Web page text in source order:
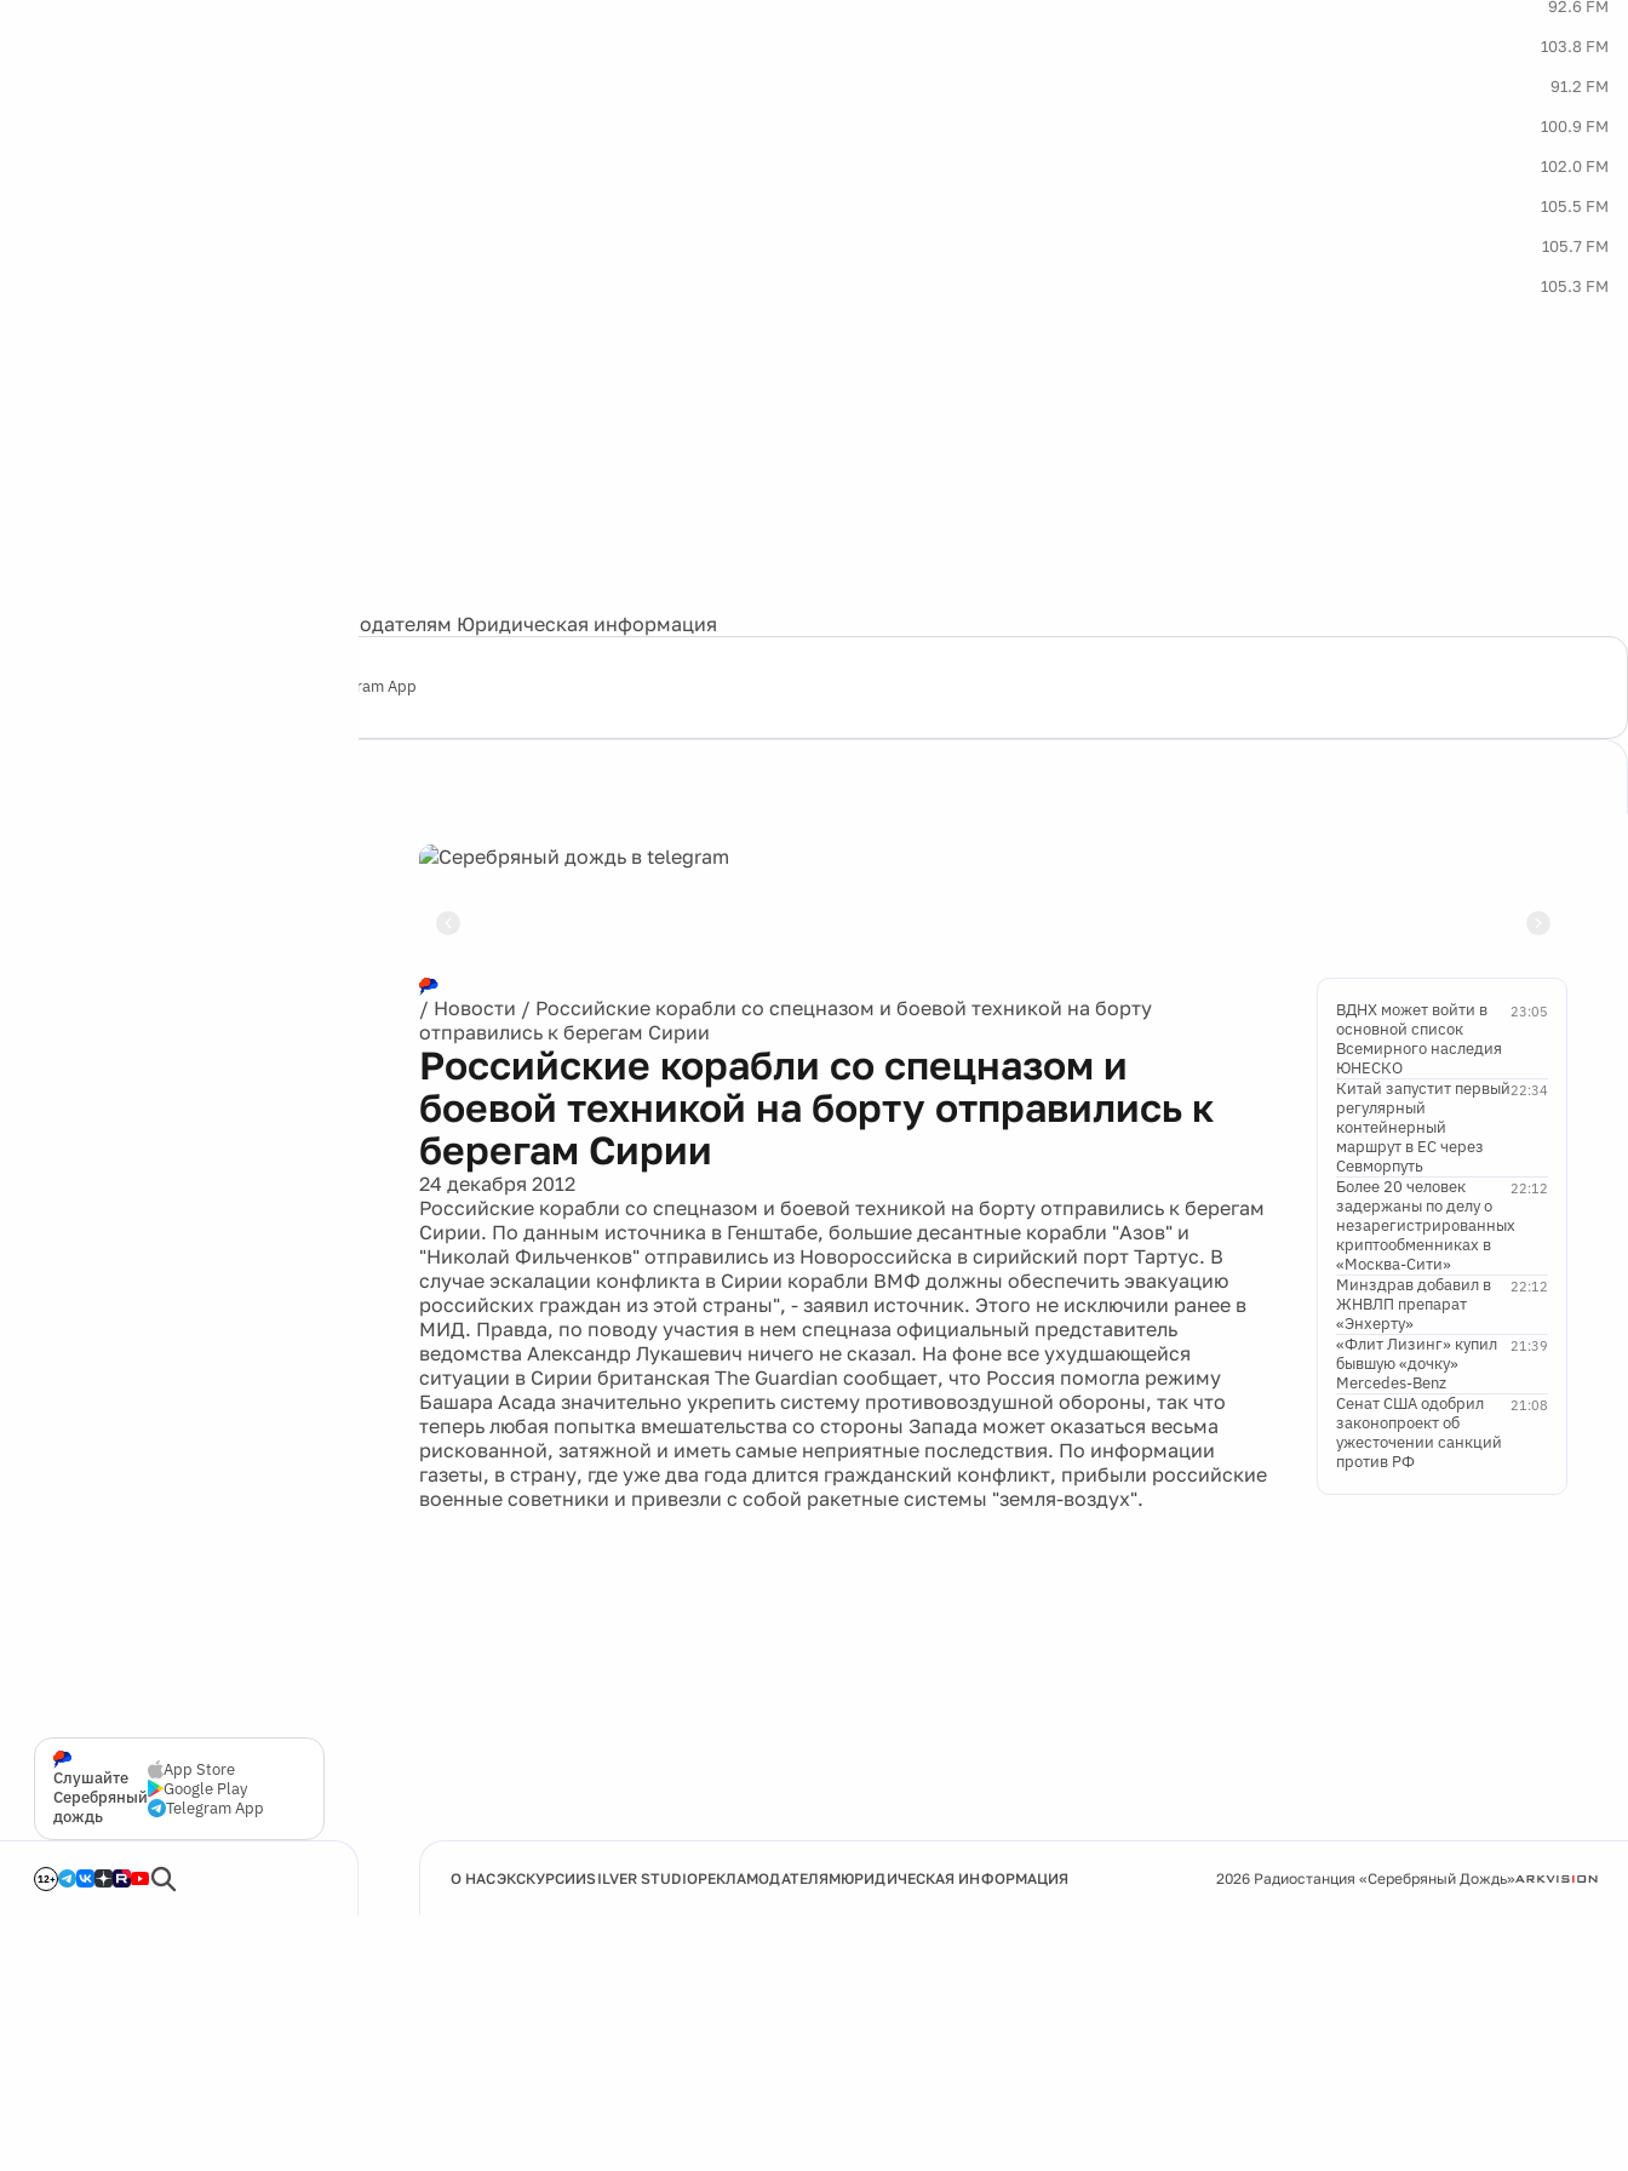
92.6 FM
103.8 FM
91.2 FM
100.9 FM
102.0 FM
105.5 FM
105.7 FM
105.3 FM
Рекламодателям Юридическая информация
Telegram App
Слушайте
Серебряный
дождь
App Store
Google Play
Telegram App
12+
/ Новости / Российские корабли со спецназом и боевой техникой на борту
отправились к берегам Сирии
Российские корабли со спецназом и
боевой техникой на борту отправились к
берегам Сирии
24 декабря 2012
Российские корабли со спецназом и боевой техникой на борту отправились к берегам
Сирии. По данным источника в Генштабе, большие десантные корабли "Азов" и
"Николай Фильченков" отправились из Новороссийска в сирийский порт Тартус. В
случае эскалации конфликта в Сирии корабли ВМФ должны обеспечить эвакуацию
российских граждан из этой страны", - заявил источник. Этого не исключили ранее в
МИД. Правда, по поводу участия в нем спецназа официальный представитель
ведомства Александр Лукашевич ничего не сказал. На фоне все ухудшающейся
ситуации в Сирии британская The Guardian сообщает, что Россия помогла режиму
Башара Асада значительно укрепить систему противовоздушной обороны, так что
теперь любая попытка вмешательства со стороны Запада может оказаться весьма
рискованной, затяжной и иметь самые неприятные последствия. По информации
газеты, в страну, где уже два года длится гражданский конфликт, прибыли российские
военные советники и привезли с собой ракетные системы "земля-воздух".
23:05
ВДНХ может войти в
основной список
Всемирного наследия
ЮНЕСКО
22:34
Китай запустит первый
регулярный
контейнерный
маршрут в ЕС через
Севморпуть
22:12
Более 20 человек
задержаны по делу о
незарегистрированных
криптообменниках в
«Москва-Сити»
22:12
Минздрав добавил в
ЖНВЛП препарат
«Энхерту»
21:39
«Флит Лизинг» купил
бывшую «дочку»
Mercedes-Benz
21:08
Сенат США одобрил
законопроект об
ужесточении санкций
против РФ
О НАСЭКСКУРСИИSILVER STUDIOРЕКЛАМОДАТЕЛЯМЮРИДИЧЕСКАЯ ИНФОРМАЦИЯ 2026 Радиостанция «Серебряный Дождь»